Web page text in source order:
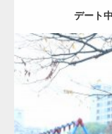
デート
Category:公園の